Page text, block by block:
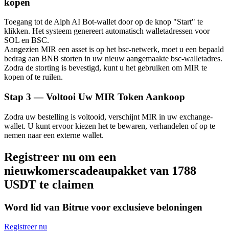
Leer staken
Meer informatie over het verdienen van passief inkomen
Bitrue
AI
Toegang tot de Alph AI Bot-wallet door op de knop "Start" te
klikken. Het systeem genereert automatisch walletadressen voor
SOL en BSC.
Aangezien MIR een asset is op het bsc-netwerk, moet u een bepaald
bedrag aan BNB storten in uw nieuw aangemaakte bsc-walletadres.
Zodra de storting is bevestigd, kunt u het gebruiken om MIR te
kopen of te ruilen.
Stap 3 —Voltooi Uw MIR Token Aankoop
Zodra uw bestelling is voltooid, verschijnt MIR in uw exchange-
wallet. U kunt ervoor kiezen het te bewaren, verhandelen of op te
nemen naar een externe wallet.
Registreer nu om een
nieuwkomerscadeaupakket van 1788
USDT te claimen
Word lid van Bitrue voor exclusieve beloningen
Registreer nu